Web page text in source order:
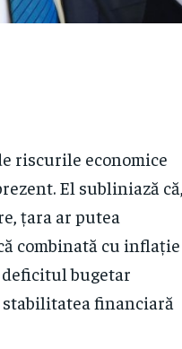
riscurile economice
El subliniază că,
țara ar putea
combinată cu inflație
bugetar
financiară